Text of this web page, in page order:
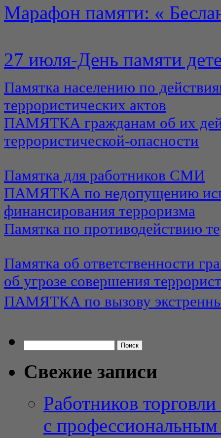
Марафон памяти: «
27 июля-День памяти
Памятка населению по
террористических актов
ПАМЯТКА гражданам об их
террористической-опасности
Памятка для работников СМИ
ПАМЯТКА по недопущению
финансирования терроризма
Памятка по противодействию
Памятка об ответственности
об угрозе совершения
ПАМЯТКА по вызову
Свежие записи
Работников
с